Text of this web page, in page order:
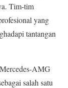
Tim-tim
yang
tantangan
AMG
salah satu